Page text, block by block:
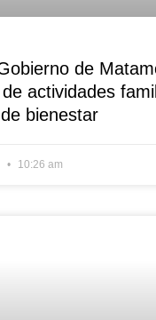
de
actividades
bienestar
10:26 am